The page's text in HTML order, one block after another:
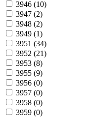
3946 (10)
3947 (2)
3948 (2)
3949 (1)
3951 (34)
3952 (21)
3953 (8)
3955 (9)
3956 (0)
3957 (0)
3958 (0)
3959 (0)